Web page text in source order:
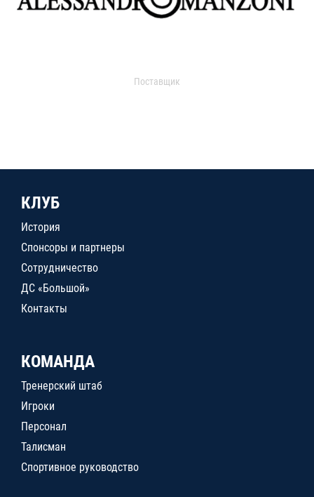
Поставщик
КЛУБ
История
Спонсоры и партнеры
Сотрудничество
ДС «Большой»
Контакты
КОМАНДА
Тренерский штаб
Игроки
Персонал
Талисман
Спортивное руководство